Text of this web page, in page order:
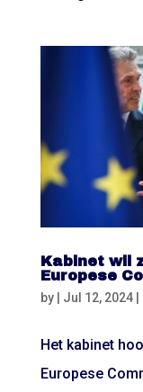
Kabinet wil
Europese
by | Jul 12, 2024|
Het kabinet
Europese